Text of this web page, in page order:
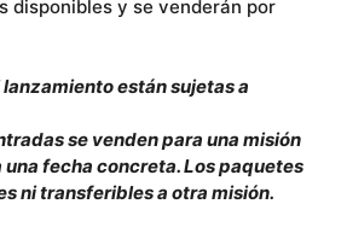
disponibles y se venderán por
están sujetas a
se venden para una misión
fecha concreta. Los paquetes
ni transferibles a otra misión.